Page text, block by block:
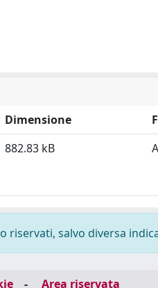
Dimensione
882.83 kB
salvo diversa
- Area riservata